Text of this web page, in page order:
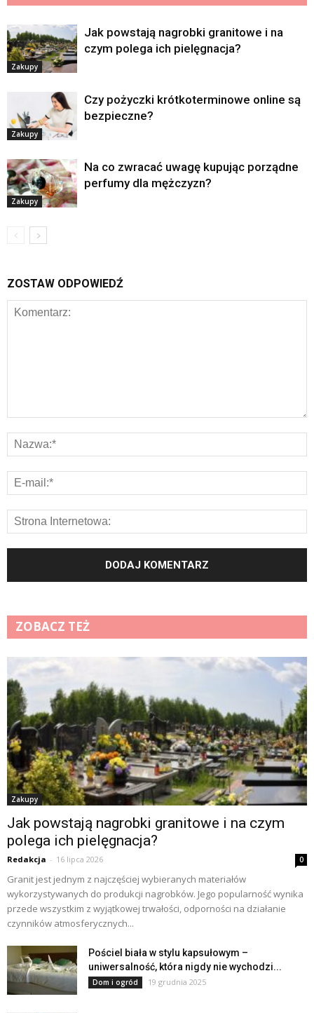
Zakupy
Jak powstają nagrobki granitowe i na
czym polega ich pielęgnacja?
Zakupy
Czy pożyczki krótkoterminowe online są
bezpieczne?
Zakupy
Na co zwracać uwagę kupując porządne
perfumy dla mężczyzn?
ZOSTAW ODPOWIEDŹ
ZOBACZ TEŻ
Zakupy
Jak powstają nagrobki granitowe i na czym
polega ich pielęgnacja?
Redakcja - 16 lipca 2026 0
Granit jest jednym z najczęściej wybieranych materiałów
wykorzystywanych do produkcji nagrobków. Jego popularność wynika
przede wszystkim z wyjątkowej trwałości, odporności na działanie
czynników atmosferycznych...
Pościel biała w stylu kapsułowym –
uniwersalność, która nigdy nie wychodzi...
Dom i ogród 19 grudnia 2025